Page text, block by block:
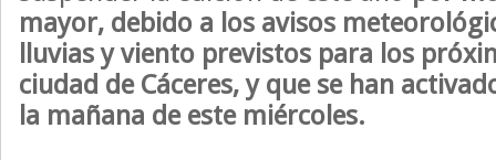
mayor, debido a los avisos
lluvias y viento previstos para los
ciudad de Cáceres, y que se han
la mañana de este miércoles.